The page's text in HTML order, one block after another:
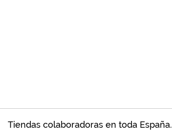
Tiendas colaboradoras en toda España.